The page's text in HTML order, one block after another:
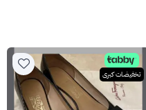
تخفيضات كبرى